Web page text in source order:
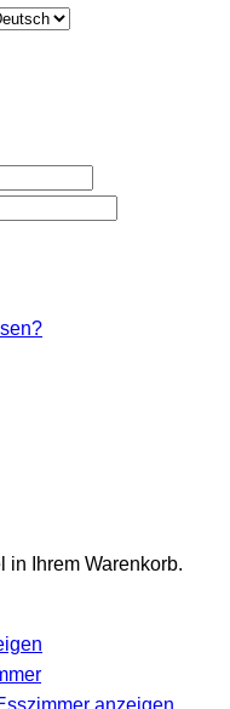
in Ihrem Warenkorb.
anzeigen